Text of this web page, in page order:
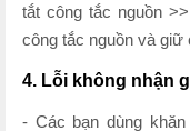
tắt công tắc nguồn
công tắc nguồn và giữ
4. Lỗi không nhận
- Các bạn dùng